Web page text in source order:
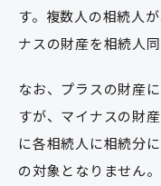
す。複数人の相続人
ナスの財産を相続人
なお、プラスの財産
すが、マイナスの財
に各相続人に相続分
の対象となりません